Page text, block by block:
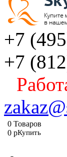
+7
+7
0 Товаров
0 pКупить